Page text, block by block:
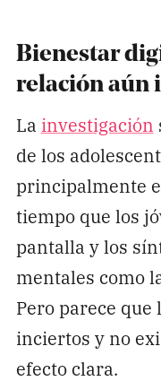
Bienestar
relación aún
La investigación
de los
principalmente
tiempo que los
pantalla y los
mentales como
Pero parece
inciertos y no
efecto clara.